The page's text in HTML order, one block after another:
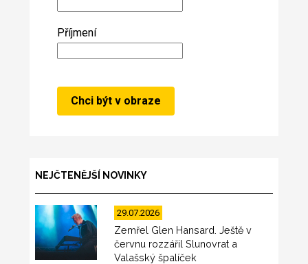
Příjmení
NEJČTENĚJŠÍ NOVINKY
29.07.2026
Zemřel Glen Hansard. Ještě v
červnu rozzářil Slunovrat a
Valašský špalíček